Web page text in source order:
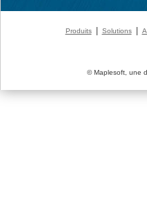
Produits| Solutions|
© Maplesoft, une